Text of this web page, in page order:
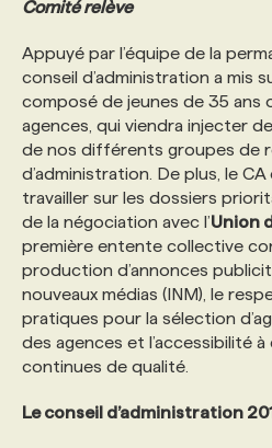
Comité relève
Appuyé par l’équipe de la
conseil d’administration a mis
composé de jeunes de 35 ans
agences, qui viendra injecter
de nos différents groupes de
d’administration. De plus, le
travailler sur les dossiers
de la négociation avec l’Union
première entente collective
production d’annonces
nouveaux médias (INM), le
pratiques pour la sélection
des agences et l’accessibilité
continues de qualité.
Le conseil d’administration